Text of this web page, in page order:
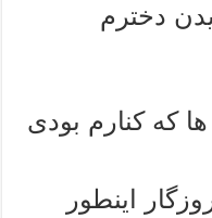
دخترم
که کنارم بودی
اینطور